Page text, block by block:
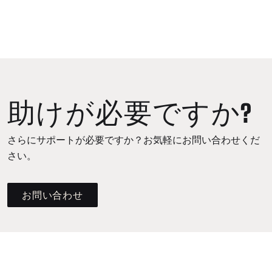
助けが必要ですか?
さらにサポートが必要ですか？お気軽にお問い合わせくだ
さい。
お問い合わせ